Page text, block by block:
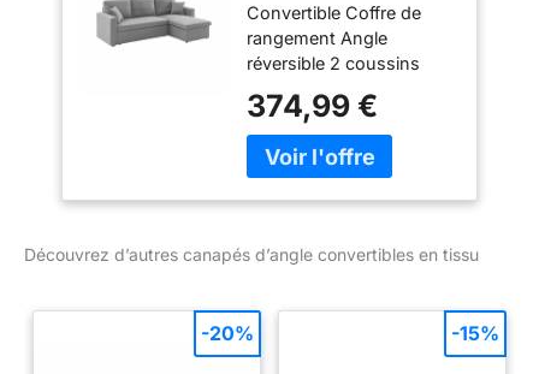
IDA - 3 Places.
Fauteuil d'angle
réversible Coffre
Rangement lit
modulable. 2
Coussins Inclus.
Convertible Coffre de
rangement Angle
réversible 2 coussins
374,99 €
Découvrez d’autres canapés d’angle convertibles en tissu
-20% -15%